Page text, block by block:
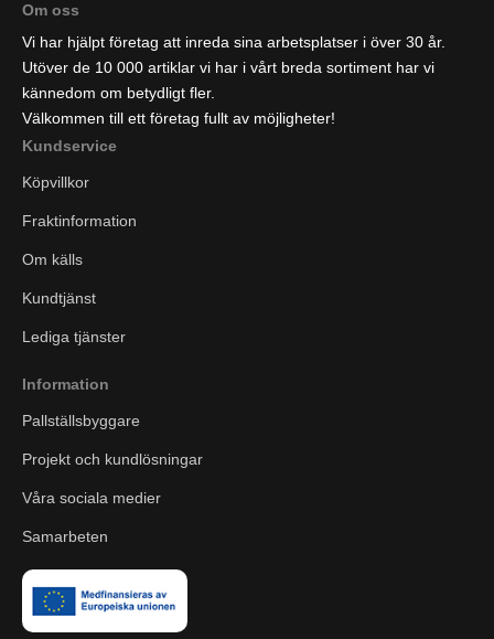
Om oss
Vi har hjälpt företag att inreda sina arbetsplatser i över 30 år.
Utöver de 10 000 artiklar vi har i vårt breda sortiment har vi
kännedom om betydligt fler.
Välkommen till ett företag fullt av möjligheter!
Kundservice
Köpvillkor
Fraktinformation
Om källs
Kundtjänst
Lediga tjänster
Information
Pallställsbyggare
Projekt och kundlösningar
Våra sociala medier
Samarbeten